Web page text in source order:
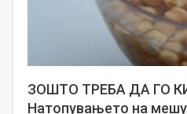
ЗОШТО ТРЕБА ДА ГО
Натопувањето на